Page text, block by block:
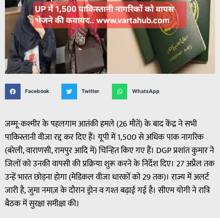
Facebook Twitter WhatsApp
जम्मू-कश्मीर के पहलगाम आतंकी हमले (26 मौतें) के बाद केंद्र ने सभी
पाकिस्तानी वीजा रद्द कर दिए हैं। यूपी में 1,500 से अधिक पाक नागरिक
(बरेली, वाराणसी, रामपुर आदि में) चिन्हित किए गए हैं। DGP प्रशांत कुमार ने
जिलों को उनकी वापसी की प्रक्रिया शुरू करने के निर्देश दिए। 27 अप्रैल तक
उन्हें भारत छोड़ना होगा (मेडिकल वीजा धारकों को 29 तक)। राज्य में अलर्ट
जारी है, जुमा नमाज़ के दौरान ड्रोन व गश्त बढ़ाई गई है। सीएम योगी ने रात्रि
बैठक में सुरक्षा समीक्षा की।